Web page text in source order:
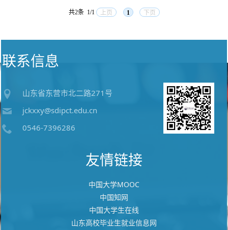
共2条 1/1 上页 1 下页
友情链接
山东高校毕业生就业信息网
中国大学生在线
中国知网
中国大学MOOC
联系信息
山东省东营市北二路271号
jckxxy@sdipct.edu.cn
0546-7396286